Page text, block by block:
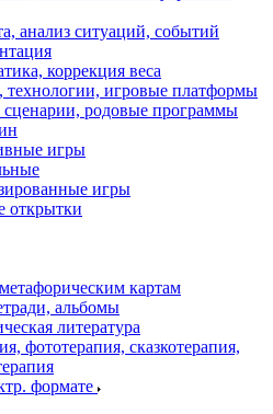
анализ ситуаций, событий
коррекция веса
технологии, игровые платформы
родовые программы
игры
игры
открытки
картам
альбомы
литература
фототерапия, сказкотерапия,
формате